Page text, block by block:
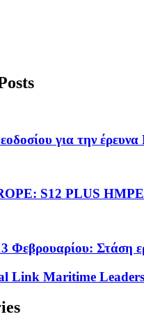
για την
S12 PLUS
Φεβρουαρίου: Στάση
Link Maritime